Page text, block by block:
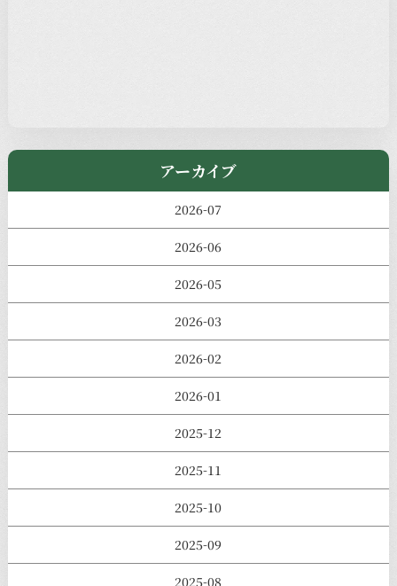
アーカイブ
2026-07
2026-06
2026-05
2026-03
2026-02
2026-01
2025-12
2025-11
2025-10
2025-09
2025-08